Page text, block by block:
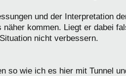
und der Interpretation
kommen. Liegt er dabei
nicht verbessern.
so wie ich es hier mit Tunnel